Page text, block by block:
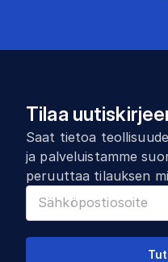
Tilaa
Saat tietoa
ja palveluistamme
peruuttaa tilauksen